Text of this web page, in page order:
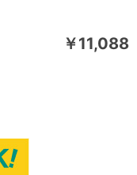
￥11,088